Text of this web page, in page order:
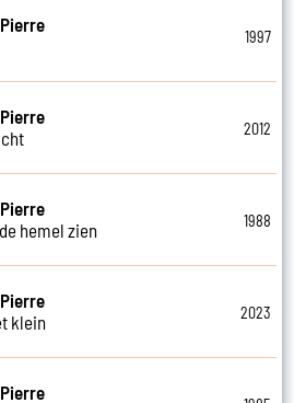
1997
2012
hemel zien
1988
klein
2023